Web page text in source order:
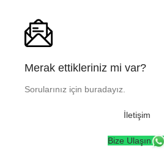
Merak ettikleriniz mi var?
Sorularınız için buradayız.
İletişim
Bize Ulaşın